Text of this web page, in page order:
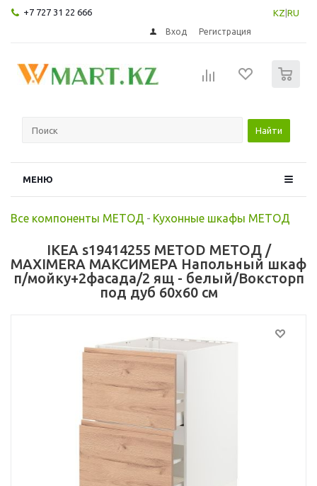
+7 727 31 22 666 KZ RU
Вход Регистрация
Найти
МЕНЮ
Все компоненты МЕТОД - Кухонные шкафы МЕТОД
IKEA s19414255 METOD МЕТОД /
MAXIMERA МАКСИМЕРА Напольный шкаф
п/мойку+2фасада/2 ящ - белый/Воксторп
под дуб 60x60 см